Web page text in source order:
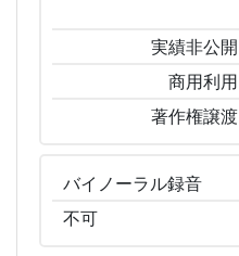
実績非公開
商用利用
著作権譲渡
バイノーラル録音
不可